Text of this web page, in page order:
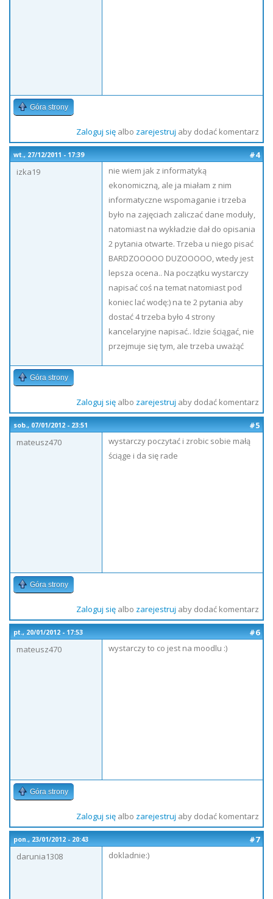
Góra strony
Zaloguj sięalbo zarejestruj aby dodać komentarz
wt., 27/12/2011 - 17:39
#4
izka19
nie wiem jak z informatyką
ekonomiczną, ale ja miałam z nim
informatyczne wspomaganie i trzeba
było na zajęciach zaliczać dane moduły,
natomiast na wykładzie dał do opisania
2 pytania otwarte. Trzeba u niego pisać
BARDZOOOOO DUZOOOOO, wtedy jest
lepsza ocena.. Na początku wystarczy
napisać coś na temat natomiast pod
koniec lać wodę:) na te 2 pytania aby
dostać 4 trzeba było 4 strony
kancelaryjne napisać.. Idzie ściągać, nie
przejmuje się tym, ale trzeba uważąć
Góra strony
Zaloguj sięalbo zarejestruj aby dodać komentarz
sob., 07/01/2012 - 23:51
#5
mateusz470
wystarczy poczytać i zrobic sobie małą
ściąge i da się rade
Góra strony
Zaloguj sięalbo zarejestruj aby dodać komentarz
pt., 20/01/2012 - 17:53
#6
mateusz470
wystarczy to co jest na moodlu :)
Góra strony
Zaloguj sięalbo zarejestruj aby dodać komentarz
pon., 23/01/2012 - 20:43
#7
darunia1308
dokladnie:)